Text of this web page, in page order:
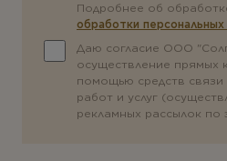
Подробнее об
обработки
Даю согласие ООО
осуществление прямых
помощью средств
работ и услуг
рекламных рассылок по